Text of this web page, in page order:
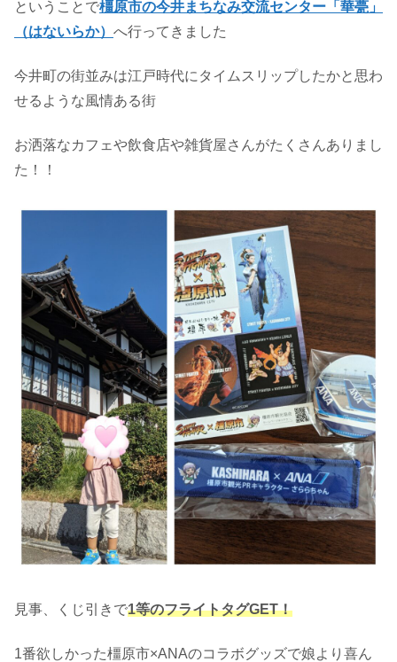
ということで橿原市の今井まちなみ交流センター「華甍」
（はないらか） へ行ってきました
今井町の街並みは江戸時代にタイムスリップしたかと思わ
せるような風情ある街
お洒落なカフェや飲食店や雑貨屋さんがたくさんありまし
た！！
見事、くじ引きで1等のフライトタグGET！
1番欲しかった橿原市×ANAのコラボグッズで娘より喜ん